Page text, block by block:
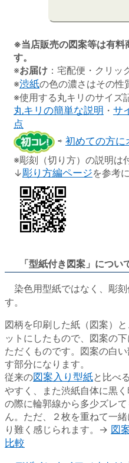
※当店販売の図案等は有料
す。
※お届け ：宅配便・クリッ
※渋紙の色の濃さはその性
※使用する丸キリのサイズ
丸キリの簡単な説明 ・ サ
点
⇨ 初めての方に
※彫刻（切り方）の説明は
↓彫り方編ページを参考
「型紙付き図案」につい
染色用型紙ではなく、彫刻
す。
図柄を印刷した紙（図案）
ットにしたもので、図案の
ただくものです。図案の白
す部分になります。
従来の図案入り型紙と比べ
やすく、また渋紙自体に黒
の際に輪郭線から多少ズレ
ん。ただ、２枚を重ねて一
り難く感じられます。→ 図
比較